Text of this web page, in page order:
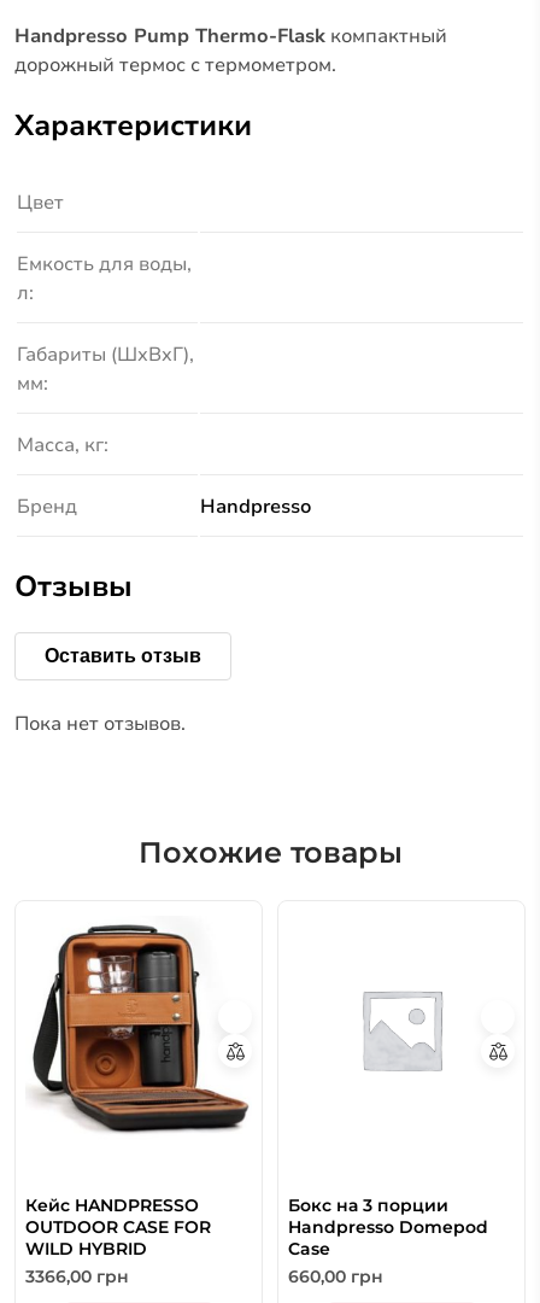
Handpresso Pump Thermo-Flask компактный
дорожный термос с термометром.
Характеристики
Цвет
Емкость для воды,
л:
Габариты (ШхВхГ),
мм:
Масса, кг:
Бренд Handpresso
Отзывы
Оставить отзыв
Пока нет отзывов.
Похожие товары
Кейс HANDPRESSO
OUTDOOR CASE FOR
WILD HYBRID
3366,00 грн
Бокс на 3 порции
Handpresso Domepod
Case
660,00 грн